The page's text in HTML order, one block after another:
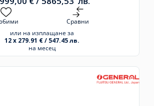
Сравни
или на изплащане за
12 x 279.91 € / 547.45 лв.
на месец